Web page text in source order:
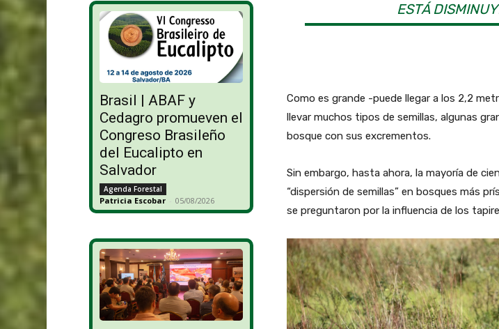
Brasil | ABAF y
Cedagro promueven el
Congreso Brasileño
del Eucalipto en
Salvador
Agenda Forestal
Patricia Escobar - 05/08/2026
ESTÁ
Como es grande -puede llegar a los 2,2
llevar muchos tipos de semillas, algunas
bosque con sus excrementos.
Sin embargo, hasta ahora, la mayoría de
“dispersión de semillas” en bosques más
se preguntaron por la influencia de los